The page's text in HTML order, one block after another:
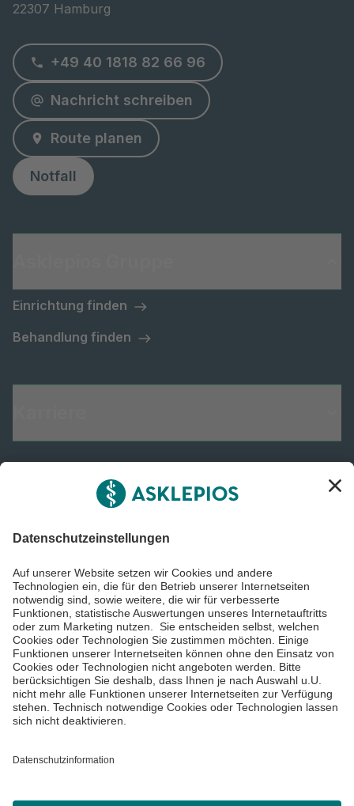
22307 Hamburg
+49 40 1818 82 66 96
Nachricht schreiben
Route planen
Notfall
Einrichtung finden
Behandlung finden
Informiert bleiben
Impressum
Datenschutzinformationen
Barrierefreiheit